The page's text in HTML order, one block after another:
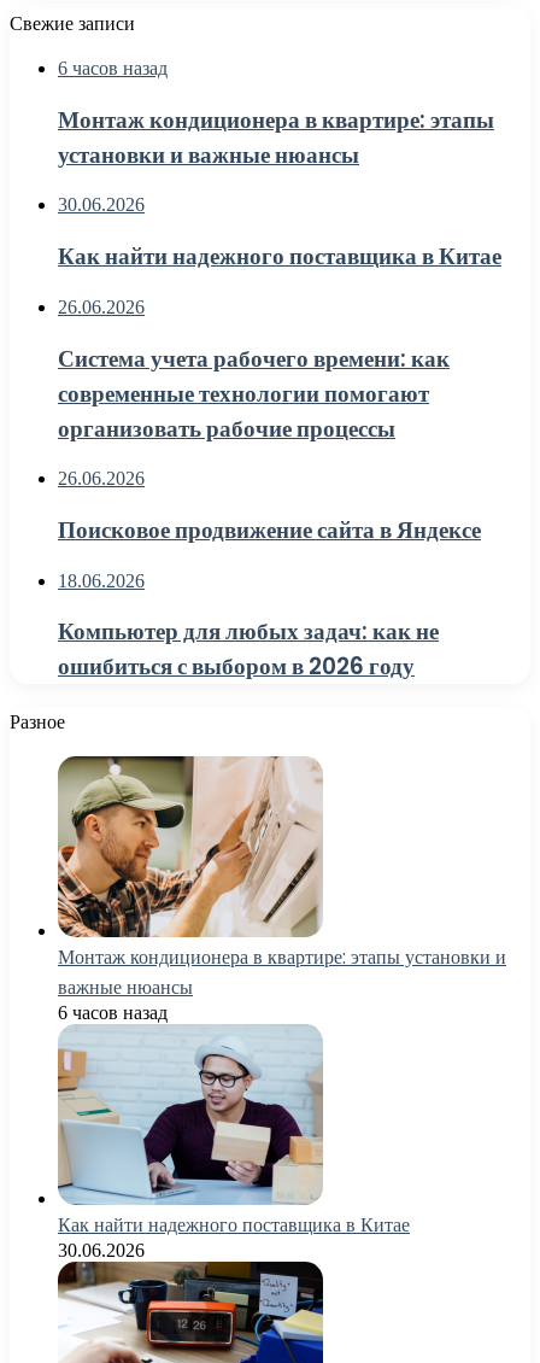
Свежие записи
6 часов назад
Монтаж кондиционера в квартире: этапы
установки и важные нюансы
30.06.2026
Как найти надежного поставщика в Китае
26.06.2026
Система учета рабочего времени: как
современные технологии помогают
организовать рабочие процессы
26.06.2026
Поисковое продвижение сайта в Яндексе
18.06.2026
Компьютер для любых задач: как не
ошибиться с выбором в 2026 году
Разное
Монтаж кондиционера в квартире: этапы установки и
важные нюансы
6 часов назад
Как найти надежного поставщика в Китае
30.06.2026